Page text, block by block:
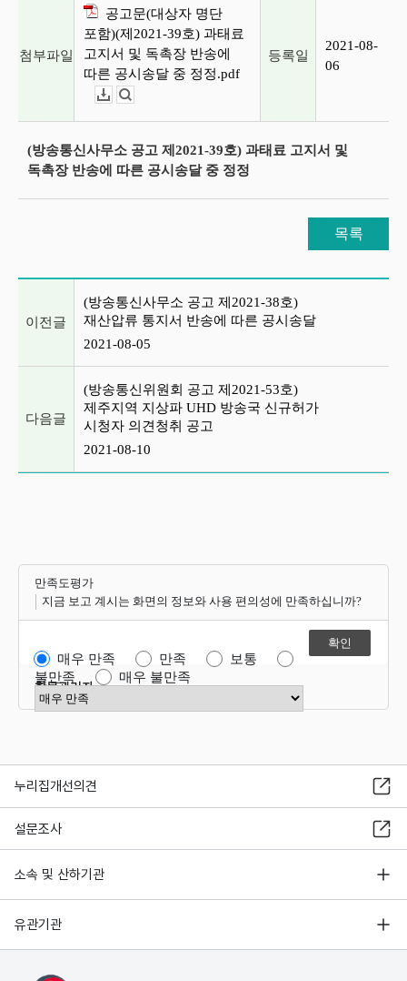
첨부파일
공고문(대상자 명단
포함)(제2021-39호) 과태료
고지서 및 독촉장 반송에
따른 공시송달 중 정정.pdf
등록일
2021-08-
06
(방송통신사무소 공고 제2021-39호) 과태료 고지서 및
독촉장 반송에 따른 공시송달 중 정정
목록
이전글
(방송통신사무소 공고 제2021-38호)
재산압류 통지서 반송에 따른 공시송달
2021-08-05
다음글
(방송통신위원회 공고 제2021-53호)
제주지역 지상파 UHD 방송국 신규허가
시청자 의견청취 공고
2021-08-10
만족도평가
지금 보고 계시는 화면의 정보와 사용 편의성에 만족하십니까?
매우 만족 만족
보통
불만족
매우 불만족
만족도 점수 선택
항목관리자
누리집개선의견
설문조사
소속 및 산하기관
유관기관